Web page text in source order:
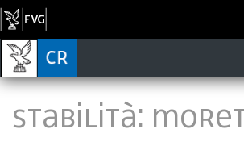
Stabilità: